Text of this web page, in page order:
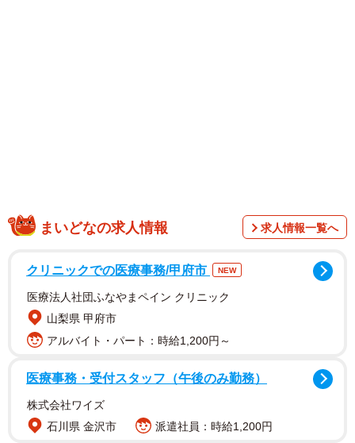
投稿主のぽに豆さん（＠ponimame312）は6年前、小学6年
生の娘がいる男性と再婚。実母からネグレクト状態だった
娘を「絶対幸せにしよう」と愛情をもって接し、良い関係
が築けていた時期もありましたが、成長とともにケンカが
まいどなの求人情報 求人情報一覧へ
クリニックでの医療事務/甲府市 NEW
医療法人社団ふなやまペイン クリニック
山梨県 甲府市
アルバイト・パート：時給1,200円～
医療事務・受付スタッフ（午後のみ勤務）
株式会社ワイズ
石川県 金沢市
派遣社員：時給1,200円